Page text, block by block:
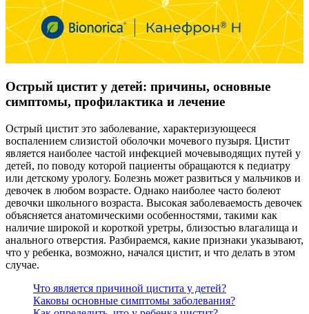
Острый цистит у детей: причины, основные
симптомы, профилактика и лечение
Острый цистит это заболевание, характеризующееся
воспалением слизистой оболочки мочевого пузыря. Цистит
является наиболее частой инфекцией мочевыводящих путей у
детей, по поводу которой пациенты обращаются к педиатру
или детскому урологу. Болезнь может развиться у мальчиков и
девочек в любом возрасте. Однако наиболее часто болеют
девочки школьного возраста. Высокая заболеваемость девочек
объясняется анатомическими особенностями, такими как
наличие широкой и короткой уретры, близостью влагалища и
анального отверстия. Разбираемся, какие признаки указывают,
что у ребенка, возможно, начался цистит, и что делать в этом
случае.
Что является причиной цистита у детей?
Каковы основные симптомы заболевания?